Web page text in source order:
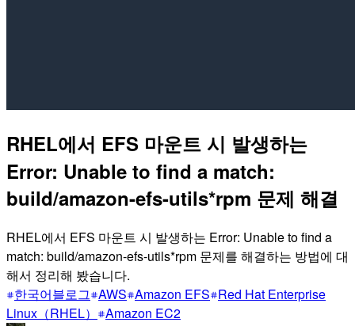
RHEL에서 EFS 마운트 시 발생하는
Error: Unable to find a match:
build/amazon-efs-utils*rpm 문제 해결
RHEL에서 EFS 마운트 시 발생하는 Error: Unable to find a
match: build/amazon-efs-utils*rpm 문제를 해결하는 방법에 대
해서 정리해 봤습니다.
한국어블로그 AWS Amazon EFS Red Hat Enterprise
Linux（RHEL）
Amazon EC2